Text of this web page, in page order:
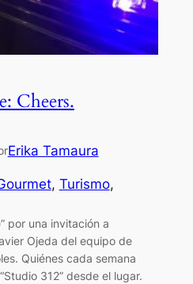
Cheers.
Erika Tamaura
, Turismo
por una invitación a
Ojeda del equipo de
Quiénes cada semana
312” desde el lugar.